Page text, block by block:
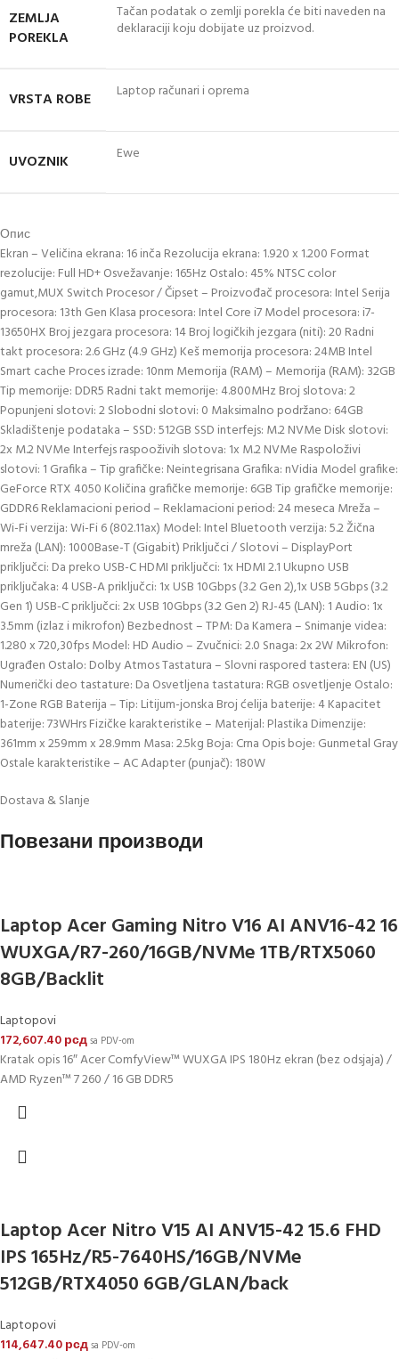
ZEMLJA
POREKLA
Tačan podatak o zemlji porekla će biti naveden na
deklaraciji koju dobijate uz proizvod.
VRSTA ROBE Laptop računari i oprema
UVOZNIK Ewe
Опис
Ekran – Veličina ekrana: 16 inča Rezolucija ekrana: 1.920 x 1.200 Format
rezolucije: Full HD+ Osvežavanje: 165Hz Ostalo: 45% NTSC color
gamut,MUX Switch Procesor / Čipset – Proizvođač procesora: Intel Serija
procesora: 13th Gen Klasa procesora: Intel Core i7 Model procesora: i7-
13650HX Broj jezgara procesora: 14 Broj logičkih jezgara (niti): 20 Radni
takt procesora: 2.6 GHz (4.9 GHz) Keš memorija procesora: 24MB Intel
Smart cache Proces izrade: 10nm Memorija (RAM) – Memorija (RAM): 32GB
Tip memorije: DDR5 Radni takt memorije: 4.800MHz Broj slotova: 2
Popunjeni slotovi: 2 Slobodni slotovi: 0 Maksimalno podržano: 64GB
Skladištenje podataka – SSD: 512GB SSD interfejs: M.2 NVMe Disk slotovi:
2x M.2 NVMe Interfejs raspooživih slotova: 1x M.2 NVMe Raspoloživi
slotovi: 1 Grafika – Tip grafičke: Neintegrisana Grafika: nVidia Model grafike:
GeForce RTX 4050 Količina grafičke memorije: 6GB Tip grafičke memorije:
GDDR6 Reklamacioni period – Reklamacioni period: 24 meseca Mreža –
Wi-Fi verzija: Wi-Fi 6 (802.11ax) Model: Intel Bluetooth verzija: 5.2 Žična
mreža (LAN): 1000Base-T (Gigabit) Priključci / Slotovi – DisplayPort
priključci: Da preko USB-C HDMI priključci: 1x HDMI 2.1 Ukupno USB
priključaka: 4 USB-A priključci: 1x USB 10Gbps (3.2 Gen 2),1x USB 5Gbps (3.2
Gen 1) USB-C priključci: 2x USB 10Gbps (3.2 Gen 2) RJ-45 (LAN): 1 Audio: 1x
3.5mm (izlaz i mikrofon) Bezbednost – TPM: Da Kamera – Snimanje videa:
1.280 x 720,30fps Model: HD Audio – Zvučnici: 2.0 Snaga: 2x 2W Mikrofon:
Ugrađen Ostalo: Dolby Atmos Tastatura – Slovni raspored tastera: EN (US)
Numerički deo tastature: Da Osvetljena tastatura: RGB osvetljenje Ostalo:
1-Zone RGB Baterija – Tip: Litijum-jonska Broj ćelija baterije: 4 Kapacitet
baterije: 73WHrs Fizičke karakteristike – Materijal: Plastika Dimenzije:
361mm x 259mm x 28.9mm Masa: 2.5kg Boja: Crna Opis boje: Gunmetal Gray
Ostale karakteristike – AC Adapter (punjač): 180W
Dostava & Slanje
Повезани производи
Laptop Acer Gaming Nitro V16 AI ANV16-42 16
WUXGA/R7-260/16GB/NVMe 1TB/RTX5060
8GB/Backlit
Laptopovi
172,607.40рсдsa PDV-om
Kratak opis 16″ Acer ComfyView™ WUXGA IPS 180Hz ekran (bez odsjaja) /
AMD Ryzen™ 7 260 / 16 GB DDR5
Laptop Acer Nitro V15 AI ANV15-42 15.6 FHD
IPS 165Hz/R5-7640HS/16GB/NVMe
512GB/RTX4050 6GB/GLAN/back
Laptopovi
114,647.40рсдsa PDV-om